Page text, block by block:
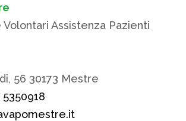
Volontari Assistenza Pazienti
56 30173 Mestre
5350918